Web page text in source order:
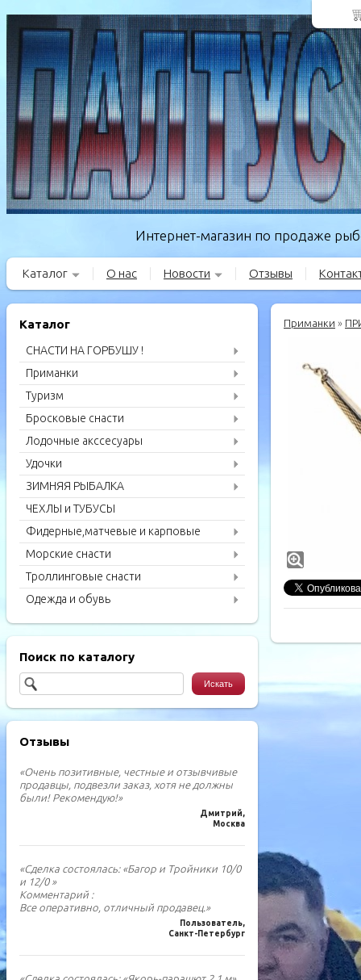
Интернет-магазин по продаже
Каталог О нас Новости Отзывы
Каталог
СНАСТИ НА ГОРБУШУ !
Приманки
Туризм
Бросковые снасти
Лодочные акссесуары
Удочки
ЗИМНЯЯ РЫБАЛКА
ЧЕХЛЫ и ТУБУСЫ
Фидерные,матчевые и карповые
удилища
Морские снасти
Троллинговые снасти
Одежда и обувь
Поиск по каталогу
Отзывы
«Очень позитивные, честные и отзывчивые
продавцы, подвезли заказ, хотя не должны
были! Рекомендую!»
Дмитрий,
Москва
«Сделка состоялась: «Багор и Тройники 10/0
и 12/0 »
Комментарий :
Все оперативно, отличный продавец.»
Пользователь,
Санкт-Петербург
Приманки »